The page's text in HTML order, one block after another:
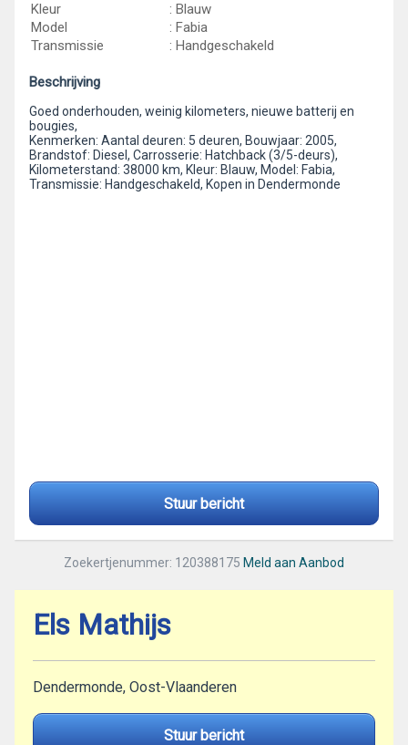
Kleur
: Blauw
Model
: Fabia
Transmissie
: Handgeschakeld
Beschrijving
Goed onderhouden, weinig kilometers, nieuwe batterij en
bougies,
Kenmerken: Aantal deuren: 5 deuren, Bouwjaar: 2005,
Brandstof: Diesel, Carrosserie: Hatchback (3/5-deurs),
Kilometerstand: 38000 km, Kleur: Blauw, Model: Fabia,
Transmissie: Handgeschakeld, Kopen in Dendermonde
Stuur bericht
Zoekertjenummer: 120388175 Meld aan Aanbod
Els Mathijs
Dendermonde, Oost-Vlaanderen
Stuur bericht